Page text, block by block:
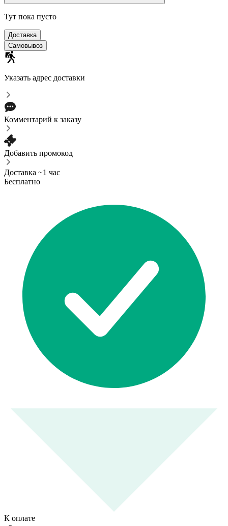
Тут пока пусто
Доставка
Самовывоз
Указать адрес доставки
Комментарий к заказу
Добавить промокод
Доставка ~1 час
Бесплатно
К оплате